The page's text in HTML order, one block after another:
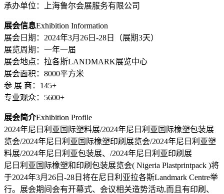
承办单位：上海鲁尔会展服务有限公司
展会信息Exhibition Information
展会日期：2024年3月26日-28日（展期3天）
展览周期：一年一届
展会地点：拉各斯LANDMARK展览中心
展会面积：8000平方米
参 展 商：145+
专业观众：5600+
展会简介Exhibition Profile
2024年尼日利亚国际塑料展/2024年尼日利亚国际橡塑包装展
览会/2024年尼日利亚国际橡塑印刷展览会/2024年尼日利亚塑
料展/2024年尼日利亚包装展、/2024年尼日利亚印刷展
尼日利亚国际橡塑和印刷包装展览会( Nigeria Plastprintpack )将
于2024年3月26日-28日将在尼日利亚拉各斯Landmark Centre举
行。展会期间会有开幕式、会议相关造势活动,而且有印刷、